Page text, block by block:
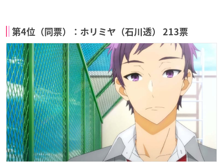
第4位（同票）：ホリミヤ（石川透） 213票